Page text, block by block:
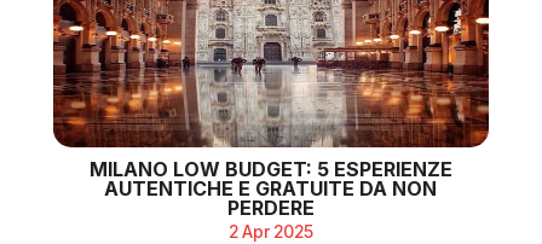
MILANO LOW BUDGET: 5 ESPERIENZE
AUTENTICHE E GRATUITE DA NON
PERDERE
2 Apr 2025